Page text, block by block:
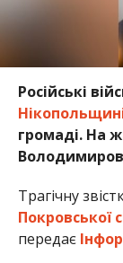
Російські
громаді. На
Трагічну
Покровської
передає